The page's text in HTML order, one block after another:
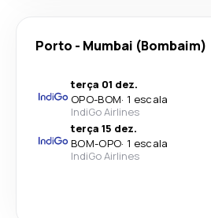
Porto - Mumbai (Bombaim)
terça 01 dez.
OPO-BOM· 1 escala
IndiGo Airlines
terça 15 dez.
BOM-OPO· 1 escala
IndiGo Airlines